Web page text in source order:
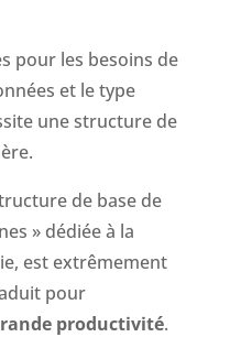
pour les besoins de
et le type
une structure de
de base de
» dédiée à la
est extrêmement
pour
productivité.